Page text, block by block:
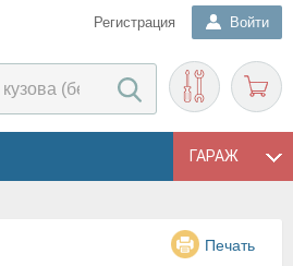
Регистрация Войти
ГАРАЖ
Печать